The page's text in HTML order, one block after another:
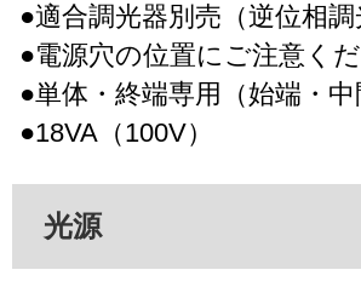
●適合調光器別売（逆位相調
●電源穴の位置にご注意く
●単体・終端専用（始端・中
●18VA（100V）
光源